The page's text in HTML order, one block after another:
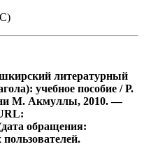
литературный
учебное пособие / Р.
М. Акмуллы, 2010. —
обращения: